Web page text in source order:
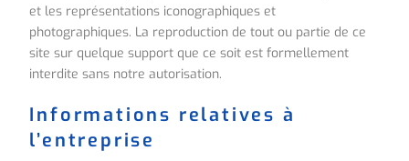
et les représentations iconographiques et
photographiques. La reproduction de tout ou partie de ce
site sur quelque support que ce soit est formellement
interdite sans notre autorisation.
Informations relatives à
l’entreprise